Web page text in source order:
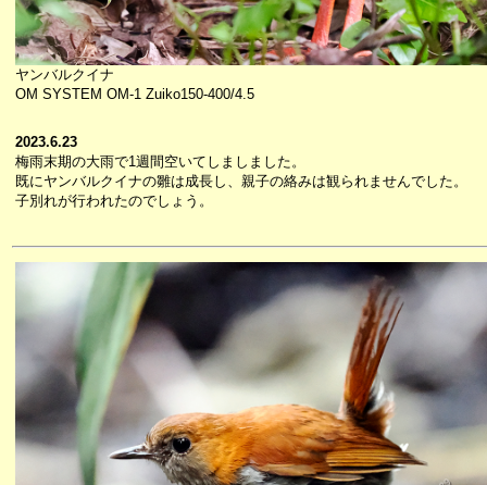
ヤンバルクイナ
OM SYSTEM OM-1 Zuiko150-400/4.5
2023.6.23
梅雨末期の大雨で1週間空いてしましました。
既にヤンバルクイナの雛は成長し、親子の絡みは観られませんでした。
子別れが行われたのでしょう。